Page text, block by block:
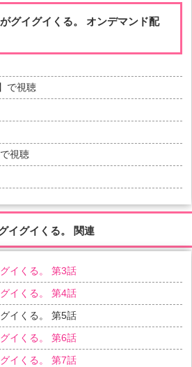
グイグイくる。 オンデマンド配
で視聴
視聴
イグイくる。 関連
イくる。 第3話
イくる。 第4話
イくる。 第5話
イくる。 第6話
イくる。 第7話